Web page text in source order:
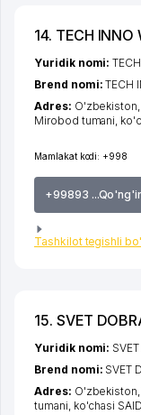
14. TECH INNO
Mamlakat kodi: +998
+99893
Tashkilot tegishli
Yuridik nomi:
Brend nomi:TECH
Adres: O'zbekiston,
Mirobod tumani
15. SVET
Yuridik nomi:
Brend nomi: SVET
Adres:
tumani, ko'chasi